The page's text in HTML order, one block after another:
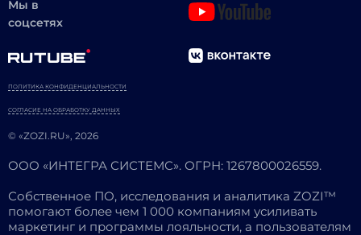
Мы в
соцсетях
© «ZOZI.RU», 2026
ПОЛИТИКА КОНФИДЕНЦИАЛЬНОСТИ
СОГЛАСИЕ НА ОБРАБОТКУ ДАННЫХ
ООО «ИНТЕГРА СИСТЕМС». ОГРН: 1267800026559.
Собственное ПО, исследования и аналитика ZOZI™
помогают более чем 1 000 компаниям усиливать
маркетинг и программы лояльности, а пользователям